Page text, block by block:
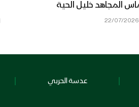
المجاهد خليل الحية
22/07/2026
عدسة الحربي